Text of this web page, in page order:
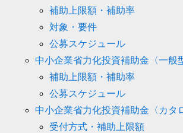
補助上限額・補助率
対象・要件
公募スケジュール
中小企業省力化投資補助金〈一般
補助上限額・補助率
公募スケジュール
中小企業省力化投資補助金〈カタ
受付方式・補助上限額